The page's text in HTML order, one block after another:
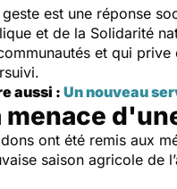
est une réponse
et de la Solidarité
et qui
aussi :Un nouveau
menace
ont été remis aux
saison agricole de